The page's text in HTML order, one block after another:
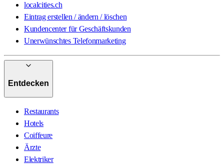
localcities.ch
Eintrag erstellen / ändern / löschen
Kundencenter für Geschäftskunden
Unerwünschtes Telefonmarketing
Entdecken
Restaurants
Hotels
Coiffeure
Ärzte
Elektriker